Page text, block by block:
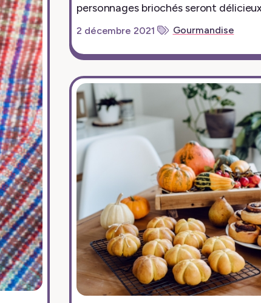
personnages briochés seront
2 décembre 2021 Gourmandise